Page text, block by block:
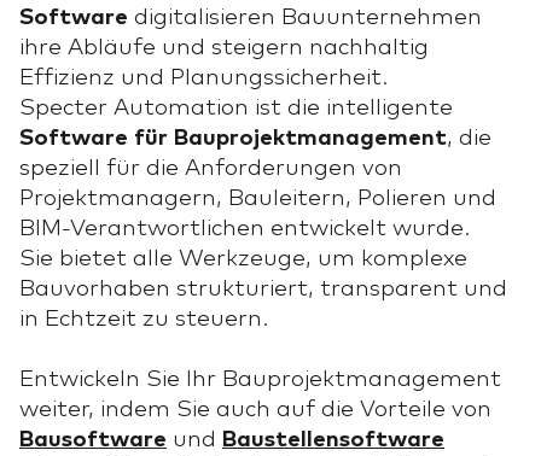
Software digitalisieren Bauunternehmen
ihre Abläufe und steigern nachhaltig
Effizienz und Planungssicherheit.
Specter Automation ist die intelligente
Software für Bauprojektmanagement, die
speziell für die Anforderungen von
Projektmanagern, Bauleitern, Polieren und
BIM-Verantwortlichen entwickelt wurde.
Sie bietet alle Werkzeuge, um komplexe
Bauvorhaben strukturiert, transparent und
in Echtzeit zu steuern.
Entwickeln Sie Ihr Bauprojektmanagement
weiter, indem Sie auch auf die Vorteile von
Bausoftware und Baustellensoftware